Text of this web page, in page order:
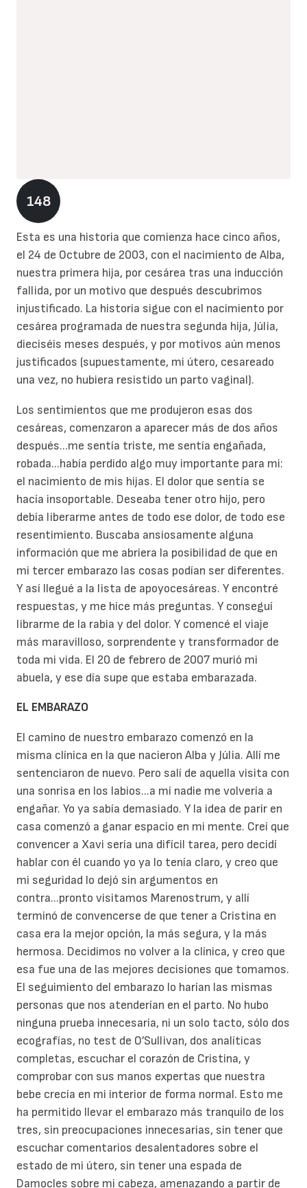
148
Esta es una historia que comienza hace cinco años,
el 24 de Octubre de 2003, con el nacimiento de Alba,
nuestra primera hija, por cesárea tras una inducción
fallida, por un motivo que después descubrimos
injustificado. La historia sigue con el nacimiento por
cesárea programada de nuestra segunda hija, Júlia,
dieciséis meses después, y por motivos aún menos
justificados (supuestamente, mi útero, cesareado
una vez, no hubiera resistido un parto vaginal).
Los sentimientos que me produjeron esas dos
cesáreas, comenzaron a aparecer más de dos años
después...me sentía triste, me sentía engañada,
robada...había perdido algo muy importante para mi:
el nacimiento de mis hijas. El dolor que sentía se
hacía insoportable. Deseaba tener otro hijo, pero
debía liberarme antes de todo ese dolor, de todo ese
resentimiento. Buscaba ansiosamente alguna
información que me abriera la posibilidad de que en
mi tercer embarazo las cosas podían ser diferentes.
Y así llegué a la lista de apoyocesáreas. Y encontré
respuestas, y me hice más preguntas. Y conseguí
librarme de la rabia y del dolor. Y comencé el viaje
más maravilloso, sorprendente y transformador de
toda mi vida. El 20 de febrero de 2007 murió mi
abuela, y ese día supe que estaba embarazada.
EL EMBARAZO
El camino de nuestro embarazo comenzó en la
misma clínica en la que nacieron Alba y Júlia. Allí me
sentenciaron de nuevo. Pero salí de aquella visita con
una sonrisa en los labios...a mí nadie me volvería a
engañar. Yo ya sabía demasiado. Y la idea de parir en
casa comenzó a ganar espacio en mi mente. Creí que
convencer a Xavi sería una difícil tarea, pero decidí
hablar con él cuando yo ya lo tenía claro, y creo que
mi seguridad lo dejó sin argumentos en
contra...pronto visitamos Marenostrum, y allí
terminó de convencerse de que tener a Cristina en
casa era la mejor opción, la más segura, y la más
hermosa. Decidimos no volver a la clínica, y creo que
esa fue una de las mejores decisiones que tomamos.
El seguimiento del embarazo lo harían las mismas
personas que nos atenderían en el parto. No hubo
ninguna prueba innecesaria, ni un solo tacto, sólo dos
ecografías, no test de O’Sullivan, dos analíticas
completas, escuchar el corazón de Cristina, y
comprobar con sus manos expertas que nuestra
bebe crecía en mi interior de forma normal. Esto me
ha permitido llevar el embarazo más tranquilo de los
tres, sin preocupaciones innecesarias, sin tener que
escuchar comentarios desalentadores sobre el
estado de mi útero, sin tener una espada de
Damocles sobre mi cabeza, amenazando a partir de